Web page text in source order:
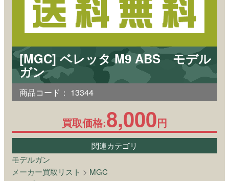
[MGC] ベレッタ M9 ABS モデル
ガン
商品コード： 13344
買取価格:8,000円
関連カテゴリ
モデルガン
メーカー買取リスト > MGC